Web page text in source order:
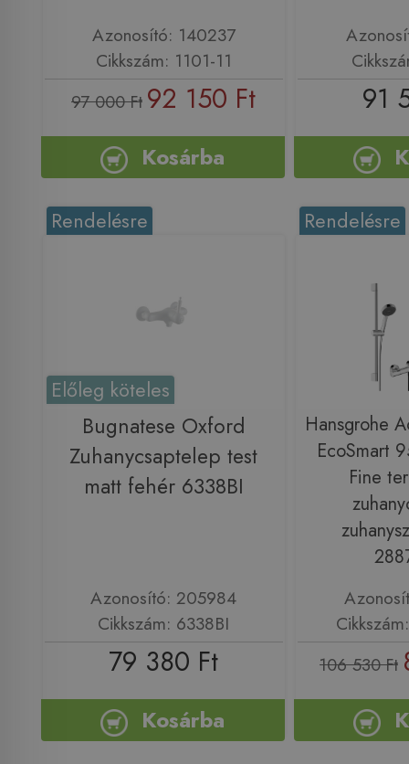
Azonosító: 140237
Cikkszám: 1101-11
97 000 Ft 92 150 Ft
Kosárba
91
Rendelésre
Előleg köteles
Bugnatese Oxford
Zuhanycsaptelep test
matt fehér 6338BI
Azonosító: 205984
Cikkszám: 6338BI
79 380 Ft
Kosárba
Rendelésre
Hansgrohe
EcoSmart
Fine
106 530 Ft